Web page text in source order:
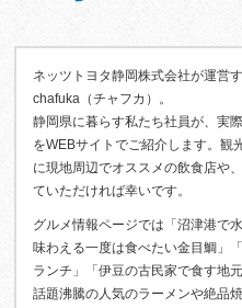
ネッツトヨタ静岡株式会社が運営
chafuka（チャフカ）。
静岡県に暮らす私たち社員が、実
をWEBサイトでご紹介します。観
に現地周辺でオススメの飲食店や
ていただければ幸いです。
グルメ情報ページでは「沼津港で
味わえる一度は食べたい金目鯛」
ランチ」「伊豆の古民家で食す地
話題沸騰の人気のラーメンや絶品